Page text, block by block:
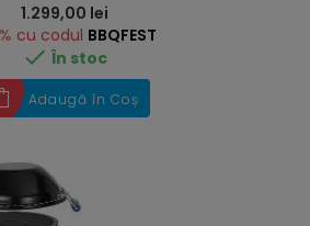
1.299,00 lei
cu codul BBQFEST
 În stoc
Adaugă în Coș